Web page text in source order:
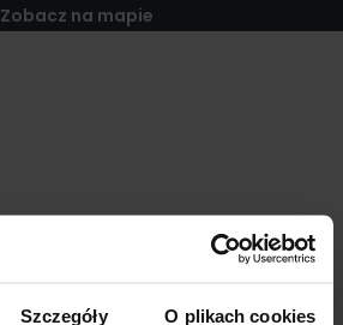
Szczegóły O plikach cookies
Zobacz na mapie